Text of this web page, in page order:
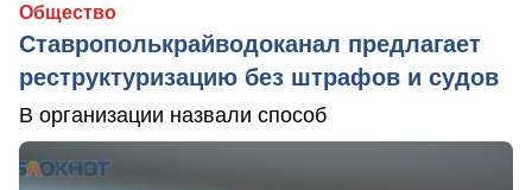
Общество
Ставрополькрайводоканал предлагает
реструктуризацию без штрафов и судов
В организации назвали способ